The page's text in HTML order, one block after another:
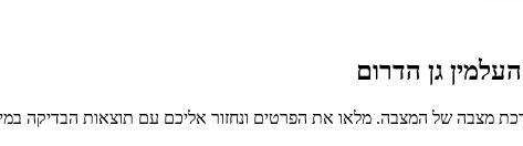
גן הדרום
מצבה של המצבה. מלאו את הפרטים ונחזור אליכם עם תוצאות הבדיקה